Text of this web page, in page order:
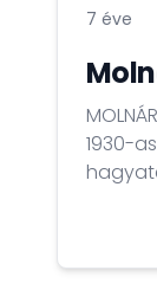
7 éve
1930-as évekből A kiállítás a